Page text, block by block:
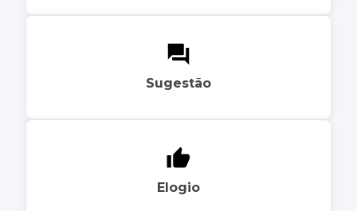
Sugestão
Elogio